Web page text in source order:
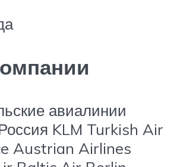
авиалинии
KLM Turkish Air
Austrian Airlines